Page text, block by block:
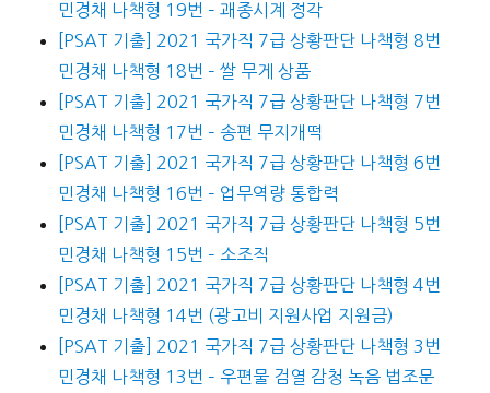
민경채 나책형 19번 – 괘종시계 정각
[PSAT 기출] 2021 국가직 7급 상황판단 나책형 8번
민경채 나책형 18번 – 쌀 무게 상품
[PSAT 기출] 2021 국가직 7급 상황판단 나책형 7번
민경채 나책형 17번 – 송편 무지개떡
[PSAT 기출] 2021 국가직 7급 상황판단 나책형 6번
민경채 나책형 16번 – 업무역량 통합력
[PSAT 기출] 2021 국가직 7급 상황판단 나책형 5번
민경채 나책형 15번 – 소조직
[PSAT 기출] 2021 국가직 7급 상황판단 나책형 4번
민경채 나책형 14번 (광고비 지원사업 지원금)
[PSAT 기출] 2021 국가직 7급 상황판단 나책형 3번
민경채 나책형 13번 – 우편물 검열 감청 녹음 법조문